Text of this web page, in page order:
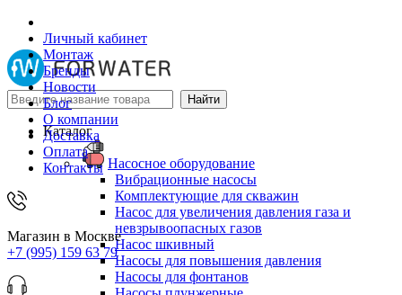
Личный кабинет
Монтаж
Бренды
Новости
Блог
О компании
Доставка
Оплата
Контакты
Магазин в Москве
+7 (995) 159 63 79
Каталог
Насосное оборудование
Вибрационные насосы
Комплектующие для скважин
Насос для увеличения давления газа и
невзрывоопасных газов
Насос шкивный
Насосы для повышения давления
Насосы для фонтанов